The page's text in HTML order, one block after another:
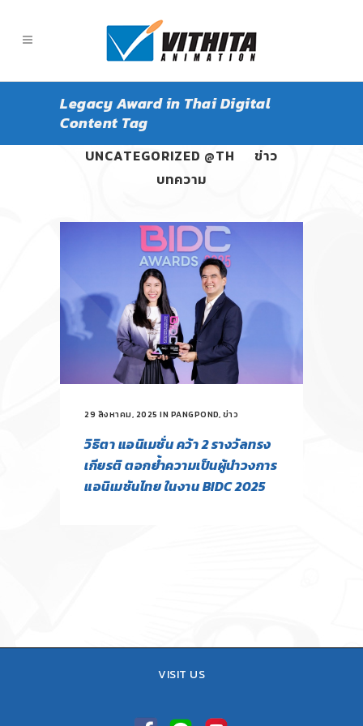
Legacy Award in Thai Digital
Content Tag
ALL
UNCATEGORIZED @TH
ข่าว
บทความ
29 สิงหาคม, 2025 IN PANGPOND, ข่าว
วิธิตา แอนิเมชั่น คว้า 2 รางวัลทรง
เกียรติ ตอกย้ำความเป็นผู้นำวงการ
แอนิเมชันไทย ในงาน BIDC 2025
VISIT US